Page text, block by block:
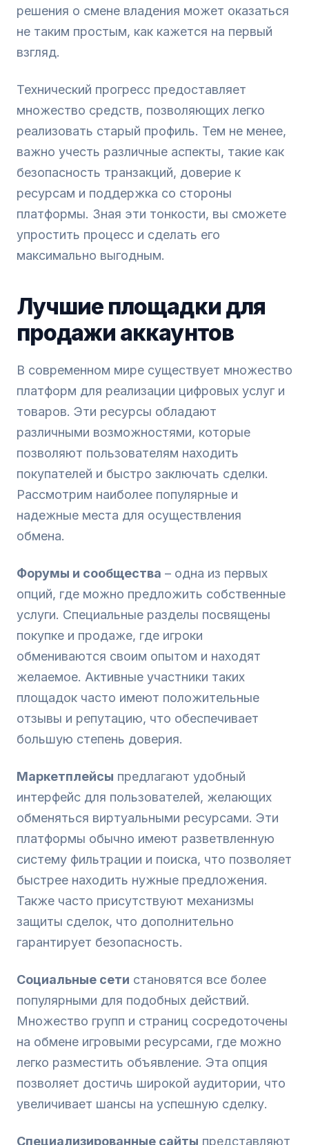
решения о смене владения может оказаться
не таким простым, как кажется на первый
взгляд.
Технический прогресс предоставляет
множество средств, позволяющих легко
реализовать старый профиль. Тем не менее,
важно учесть различные аспекты, такие как
безопасность транзакций, доверие к
ресурсам и поддержка со стороны
платформы. Зная эти тонкости, вы сможете
упростить процесс и сделать его
максимально выгодным.
Лучшие площадки для
продажи аккаунтов
В современном мире существует множество
платформ для реализации цифровых услуг и
товаров. Эти ресурсы обладают
различными возможностями, которые
позволяют пользователям находить
покупателей и быстро заключать сделки.
Рассмотрим наиболее популярные и
надежные места для осуществления
обмена.
Форумы и сообщества – одна из первых
опций, где можно предложить собственные
услуги. Специальные разделы посвящены
покупке и продаже, где игроки
обмениваются своим опытом и находят
желаемое. Активные участники таких
площадок часто имеют положительные
отзывы и репутацию, что обеспечивает
большую степень доверия.
Маркетплейсы предлагают удобный
интерфейс для пользователей, желающих
обменяться виртуальными ресурсами. Эти
платформы обычно имеют разветвленную
систему фильтрации и поиска, что позволяет
быстрее находить нужные предложения.
Также часто присутствуют механизмы
защиты сделок, что дополнительно
гарантирует безопасность.
Социальные сети становятся все более
популярными для подобных действий.
Множество групп и страниц сосредоточены
на обмене игровыми ресурсами, где можно
легко разместить объявление. Эта опция
позволяет достичь широкой аудитории, что
увеличивает шансы на успешную сделку.
Специализированные сайты представляют